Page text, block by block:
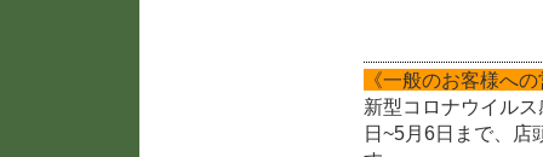
《一般のお客様へ
新型コロナウイル
日~5月6日まで、店